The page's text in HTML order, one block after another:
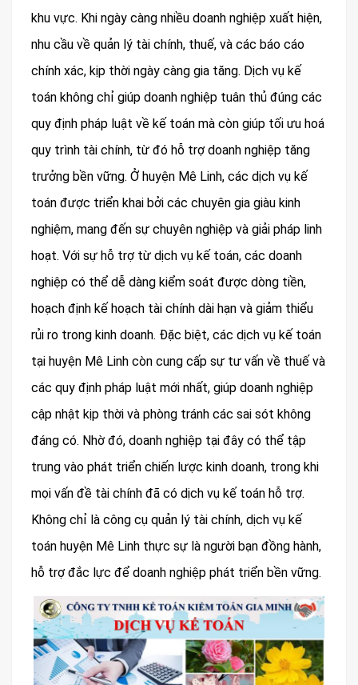
khu vực. Khi ngày càng nhiều doanh nghiệp xuất hiện,
nhu cầu về quản lý tài chính, thuế, và các báo cáo
chính xác, kịp thời ngày càng gia tăng. Dịch vụ kế
toán không chỉ giúp doanh nghiệp tuân thủ đúng các
quy định pháp luật về kế toán mà còn giúp tối ưu hoá
quy trình tài chính, từ đó hỗ trợ doanh nghiệp tăng
trưởng bền vững. Ở huyện Mê Linh, các dịch vụ kế
toán được triển khai bởi các chuyên gia giàu kinh
nghiệm, mang đến sự chuyên nghiệp và giải pháp linh
hoạt. Với sự hỗ trợ từ dịch vụ kế toán, các doanh
nghiệp có thể dễ dàng kiểm soát được dòng tiền,
hoạch định kế hoạch tài chính dài hạn và giảm thiểu
rủi ro trong kinh doanh. Đặc biệt, các dịch vụ kế toán
tại huyện Mê Linh còn cung cấp sự tư vấn về thuế và
các quy định pháp luật mới nhất, giúp doanh nghiệp
cập nhật kịp thời và phòng tránh các sai sót không
đáng có. Nhờ đó, doanh nghiệp tại đây có thể tập
trung vào phát triển chiến lược kinh doanh, trong khi
mọi vấn đề tài chính đã có dịch vụ kế toán hỗ trợ.
Không chỉ là công cụ quản lý tài chính, dịch vụ kế
toán huyện Mê Linh thực sự là người bạn đồng hành,
hỗ trợ đắc lực để doanh nghiệp phát triển bền vững.